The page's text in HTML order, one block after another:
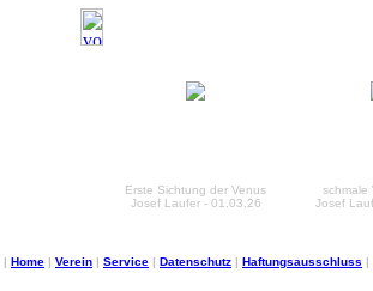
Erste Sichtung der Venus
Josef Laufer - 01.03.26
schmale
Josef
| Home | Verein | Service | Datenschutz | Haftungsausschluss |